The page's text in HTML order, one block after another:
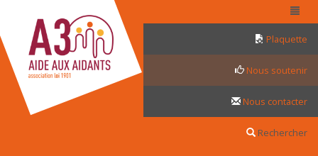
Plaquette
Nous soutenir
Nous contacter
Rechercher
Panneau de gestion des cookies